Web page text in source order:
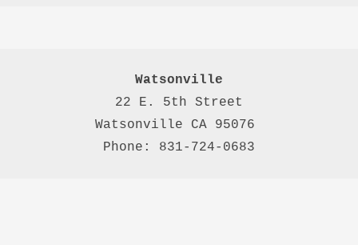
Watsonville
22 E. 5th Street
Watsonville CA 95076
Phone: 831-724-0683